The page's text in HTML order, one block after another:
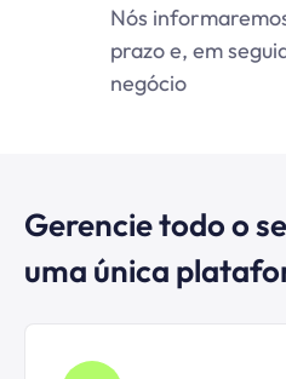
Nós
prazo e, em
negócio
Gerencie todo o
uma única